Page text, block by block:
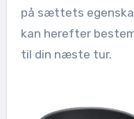
på sættets
kan herefter
til din næste tur.